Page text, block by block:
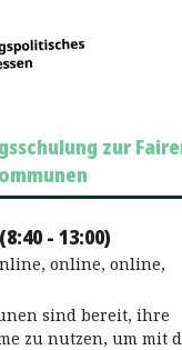
zur
- 13:00)
online, online,
sind bereit, ihre
zu nutzen, um mit